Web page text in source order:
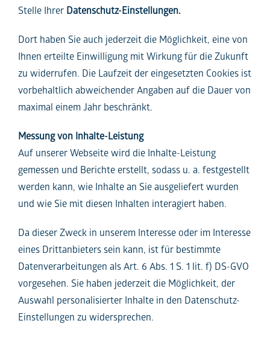
Stelle Ihrer Datenschutz-Einstellungen.
Dort haben Sie auch jederzeit die Möglichkeit, eine von
Ihnen erteilte Einwilligung mit Wirkung für die Zukunft
zu widerrufen. Die Laufzeit der eingesetzten Cookies ist
vorbehaltlich abweichender Angaben auf die Dauer von
maximal einem Jahr beschränkt.
Messung von Inhalte-Leistung
Auf unserer Webseite wird die Inhalte-Leistung
gemessen und Berichte erstellt, sodass u. a. festgestellt
werden kann, wie Inhalte an Sie ausgeliefert wurden
und wie Sie mit diesen Inhalten interagiert haben.
Da dieser Zweck in unserem Interesse oder im Interesse
eines Drittanbieters sein kann, ist für bestimmte
Datenverarbeitungen als Art. 6 Abs. 1 S. 1 lit. f) DS-GVO
vorgesehen. Sie haben jederzeit die Möglichkeit, der
Auswahl personalisierter Inhalte in den Datenschutz-
Einstellungen zu widersprechen.